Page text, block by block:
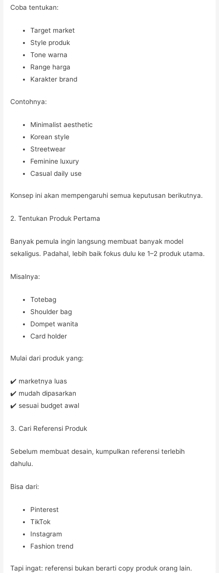
Coba tentukan:
Target market
Style produk
Tone warna
Range harga
Karakter brand
Contohnya:
Minimalist aesthetic
Korean style
Streetwear
Feminine luxury
Casual daily use
Konsep ini akan mempengaruhi semua keputusan berikutnya.
2. Tentukan Produk Pertama
Banyak pemula ingin langsung membuat banyak model
sekaligus. Padahal, lebih baik fokus dulu ke 1–2 produk utama.
Misalnya:
Totebag
Shoulder bag
Dompet wanita
Card holder
Mulai dari produk yang:
✔️ marketnya luas
✔️ mudah dipasarkan
✔️ sesuai budget awal
3. Cari Referensi Produk
Sebelum membuat desain, kumpulkan referensi terlebih
dahulu.
Bisa dari:
Pinterest
TikTok
Instagram
Fashion trend
Tapi ingat: referensi bukan berarti copy produk orang lain.